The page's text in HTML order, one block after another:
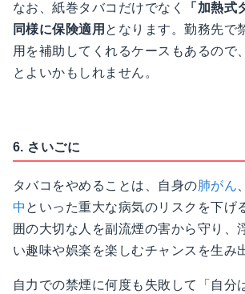
なお、紙巻タバコだけでなく
「加熱式
同様に保険適用 となります。勤務先で
用を補助してくれるケースもあるので
とよいかもしれません。
6. さいごに
タバコをやめることは、自身の肺がん、
中 といった重大な病気のリスクを下げ
囲の大切な人を副流煙の害から守り、
い趣味や娯楽を楽しむチャンスを生み
自力での禁煙に何度も失敗して「自分